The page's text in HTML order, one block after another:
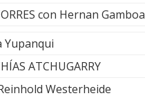
con Hernan Gamboa
Yupanqui
ATCHUGARRY
Westerheide